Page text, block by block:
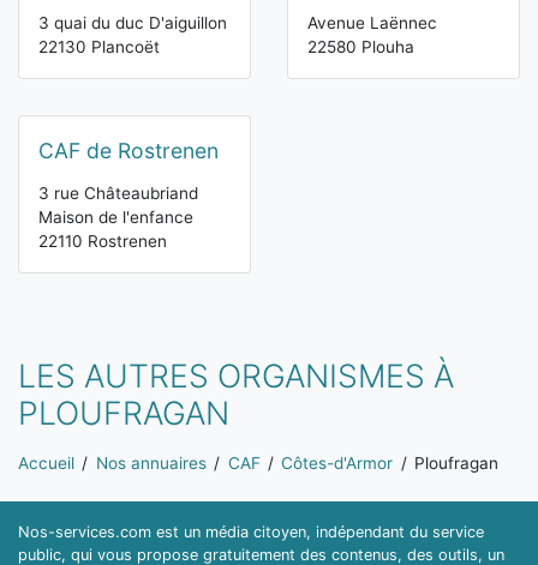
3 quai du duc D'aiguillon
22130 Plancoët
Avenue Laënnec
22580 Plouha
CAF de Rostrenen
3 rue Châteaubriand
Maison de l'enfance
22110 Rostrenen
LES AUTRES ORGANISMES À
PLOUFRAGAN
Vous êtes ici:
Accueil Nos annuaires CAF Côtes-d'Armor Ploufragan
Nos-services.com est un média citoyen, indépendant du service
public, qui vous propose gratuitement des contenus, des outils, un